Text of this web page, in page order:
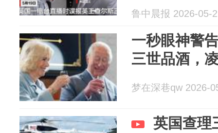
鲁中晨报 2026-05-
一秒眼神警
三世品酒，
梦在深巷qw 2026-
英国查理